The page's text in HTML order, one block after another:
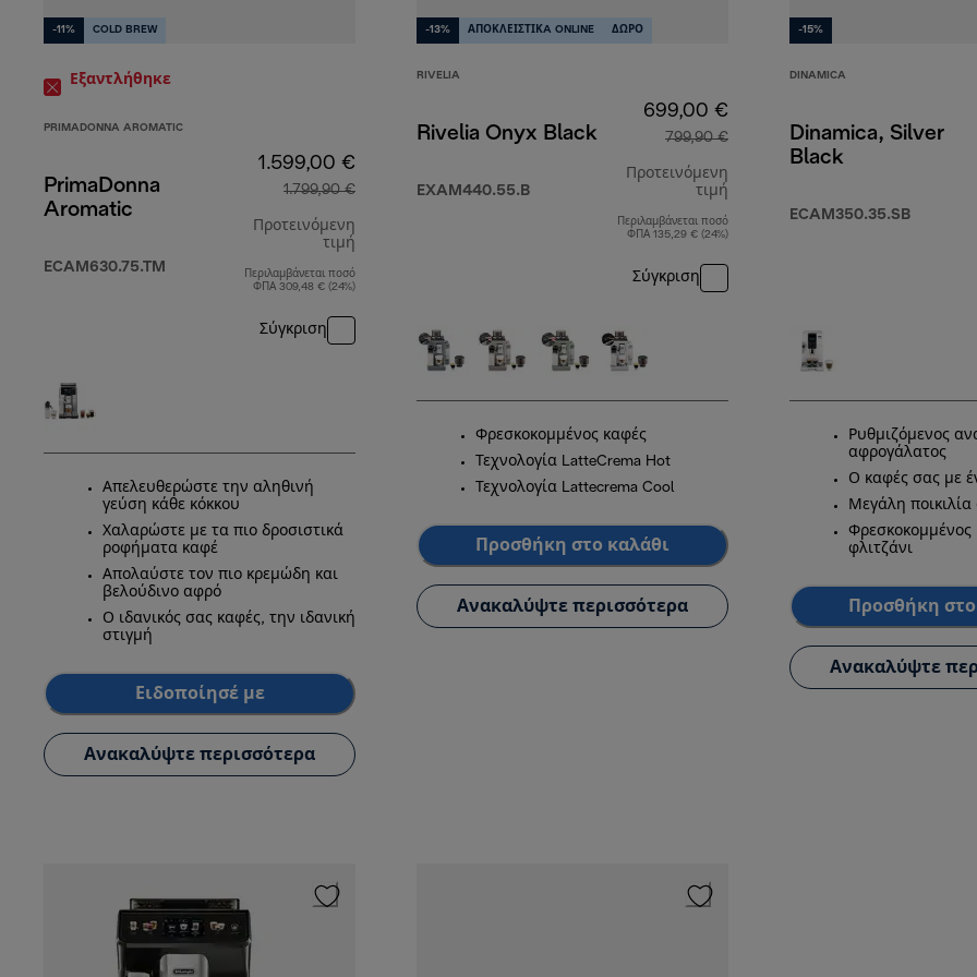
-11% COLD BREW
Εξαντλήθηκε
PRIMADONNA AROMATIC
PrimaDonna
Aromatic
ECAM630.75.TM
1.599,00 €
1.799,90 €
Προτεινόμενη
τιμή
αρχική τιμή 1.799,90 €
Περιλαμβάνεται ποσό
ΦΠΑ 309,48 € (24%)
Σύγκριση
Απελευθερώστε την αληθινή
γεύση κάθε κόκκου
Χαλαρώστε με τα πιο δροσιστικά
ροφήματα καφέ
Απολαύστε τον πιο κρεμώδη και
βελούδινο αφρό
Ο ιδανικός σας καφές, την ιδανική
στιγμή
Ειδοποίησέ με
Ανακαλύψτε περισσότερα
-13% ΑΠΟΚΛΕΙΣΤΙΚA ONLINE ΔΩΡΟ
RIVELIA
Rivelia Onyx Black
EXAM440.55.B
699,00 €
799,90 €
Προτεινόμενη
τιμή
αρχική τιμή 799,90 €
Περιλαμβάνεται ποσό
ΦΠΑ 135,29 € (24%)
Σύγκριση
Φρεσκοκομμένος καφές
Τεχνολογία LatteCrema Hot
Τεχνολογία Lattecrema Cool
Προσθήκη στο καλάθι
Ανακαλύψτε περισσότερα
-15%
DINAMICA
Dinamica, Silver
Black
ECAM350.35.SB
Ρυθμιζόμενος
αφρογάλατος
Ο καφές σας με
Μεγάλη
Φρεσκοκομμένος
φλιτζάνι
Προσθήκη
Ανακαλύψτε